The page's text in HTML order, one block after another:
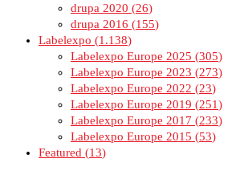
drupa 2020
26
drupa 2016
155
Labelexpo
1.138
Labelexpo Europe 2025
305
Labelexpo Europe 2023
273
Labelexpo Europe 2022
23
Labelexpo Europe 2019
251
Labelexpo Europe 2017
233
Labelexpo Europe 2015
53
Featured
13